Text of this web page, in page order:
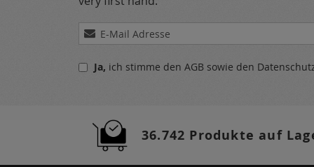
Melden
Sie
für Ja, ich stimme den AGB sowie den
36.742 Produkte auf